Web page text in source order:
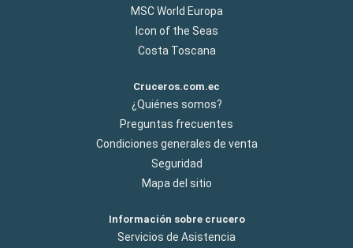
MSC World Europa
Icon of the Seas
Costa Toscana
Cruceros.com.ec
¿Quiénes somos?
Preguntas frecuentes
Condiciones generales de venta
Seguridad
Mapa del sitio
Información sobre crucero
Servicios de Asistencia